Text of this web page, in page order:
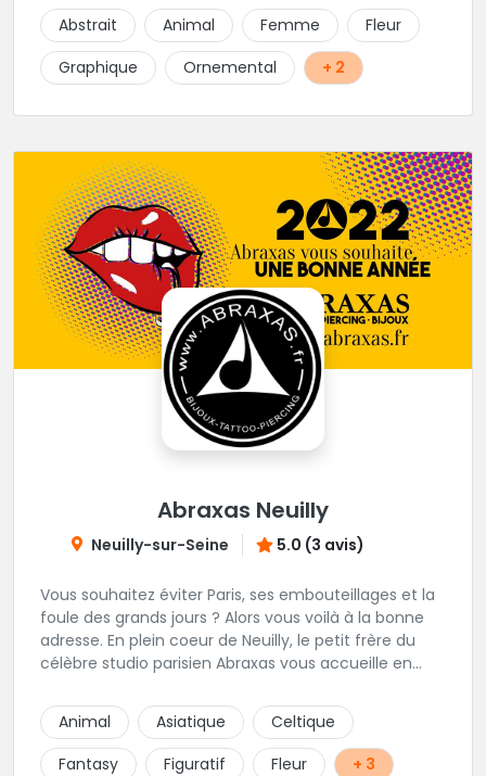
également proposé. Une adresse de premier choix!
Abstrait Animal Femme
Fleur
Graphique
Ornemental + 2
Abraxas Neuilly
Neuilly-sur-Seine 5.0 (3 avis)
Vous souhaitez éviter Paris, ses embouteillages et la
foule des grands jours ? Alors vous voilà à la bonne
adresse. En plein coeur de Neuilly, le petit frère du
célèbre studio parisien Abraxas vous accueille en
triés sur le volet pour vous offrir un large choix de
styles avec une qualité et une créativité
irréprochables.
Animal Asiatique
Celtique
Fantasy
Figuratif Fleur + 3